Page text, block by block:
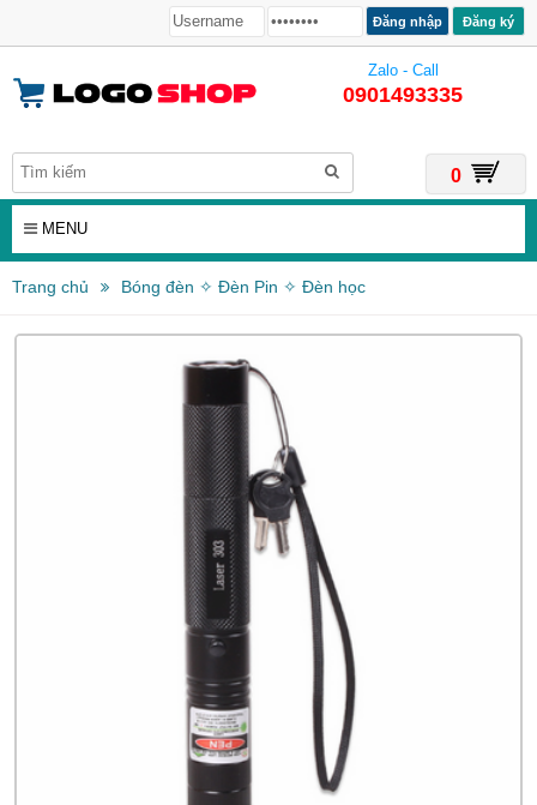
Đăng ký
Zalo - Call
0901493335
0
MENU
Trang chủ Bóng đèn ✧ Đèn Pin ✧ Đèn học